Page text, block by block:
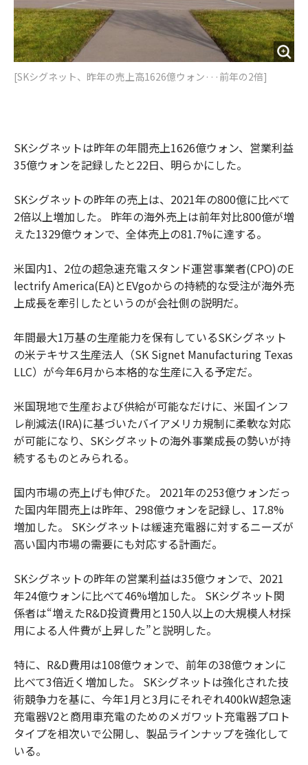
[SKシグネット、昨年の売上高1626億ウォン···前年の2倍]
SKシグネットは昨年の年間売上1626億ウォン、営業利益
35億ウォンを記録したと22日、明らかにした。
SKシグネットの昨年の売上は、2021年の800億に比べて
2倍以上増加した。 昨年の海外売上は前年対比800億が増
えた1329億ウォンで、全体売上の81.7%に達する。
米国内1、2位の超急速充電スタンド運営事業者(CPO)のE
lectrify America(EA)とEVgoからの持続的な受注が海外売
上成長を牽引したというのが会社側の説明だ。
年間最大1万基の生産能力を保有しているSKシグネット
の米テキサス生産法人（SK Signet Manufacturing Texas
LLC）が今年6月から本格的な生産に入る予定だ。
米国現地で生産および供給が可能なだけに、米国インフ
レ削減法(IRA)に基づいたバイアメリカ規制に柔軟な対応
が可能になり、SKシグネットの海外事業成長の勢いが持
続するものとみられる。
国内市場の売上げも伸びた。 2021年の253億ウォンだっ
た国内年間売上は昨年、298億ウォンを記録し、17.8%
増加した。 SKシグネットは緩速充電器に対するニーズが
高い国内市場の需要にも対応する計画だ。
SKシグネットの昨年の営業利益は35億ウォンで、2021
年24億ウォンに比べて46%増加した。 SKシグネット関
係者は“増えたR&D投資費用と150人以上の大規模人材採
用による人件費が上昇した”と説明した。
特に、R&D費用は108億ウォンで、前年の38億ウォンに
比べて3倍近く増加した。 SKシグネットは強化された技
術競争力を基に、今年1月と3月にそれぞれ400kW超急速
充電器V2と商用車充電のためのメガワット充電器プロト
タイプを相次いで公開し、製品ラインナップを強化して
いる。